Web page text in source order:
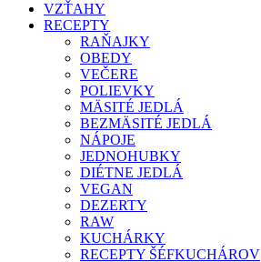
VZŤAHY
RECEPTY
RAŇAJKY
OBEDY
VEČERE
POLIEVKY
MÄSITÉ JEDLÁ
BEZMÄSITÉ JEDLÁ
NÁPOJE
JEDNOHUBKY
DIÉTNE JEDLÁ
VEGAN
DEZERTY
RAW
KUCHÁRKY
RECEPTY ŠÉFKUCHÁROV